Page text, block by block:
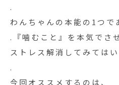
.
わんちゃんの本能の1つで
.『噛むこと』を本気でさ
ストレス解消してみては
.
今回オススメするのは、